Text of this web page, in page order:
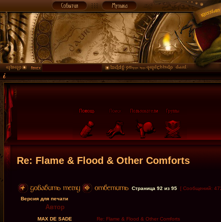
Re: Flame & Flood & Other Comforts
Страница 92 из 95 [ Сообщений:
Версия для печати
Автор
MAX DE SADE Re: Flame & Flood & Other Comforts